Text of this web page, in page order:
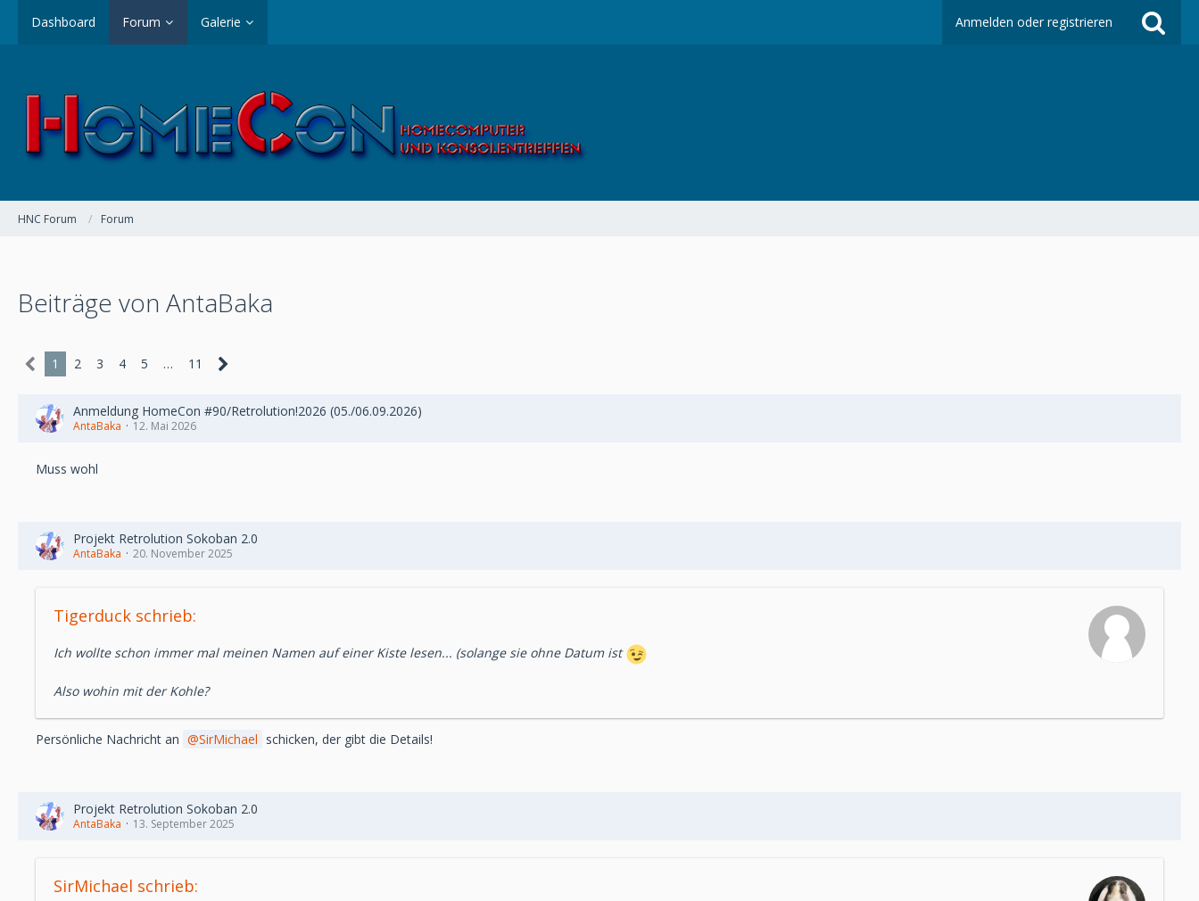
Dashboard Forum Galerie Anmelden oder registrieren
HNC Forum Forum
Beiträge von AntaBaka
1 2 3 4 5 … 11
Anmeldung HomeCon #90/Retrolution!2026 (05./06.09.2026)
AntaBaka 12. Mai 2026
Muss wohl
Projekt Retrolution Sokoban 2.0
AntaBaka 20. November 2025
Tigerduck schrieb:
Ich wollte schon immer mal meinen Namen auf einer Kiste lesen... (solange sie ohne Datum ist
Also wohin mit der Kohle?
Persönliche Nachricht an SirMichael schicken, der gibt die Details!
Projekt Retrolution Sokoban 2.0
AntaBaka 13. September 2025
SirMichael schrieb: